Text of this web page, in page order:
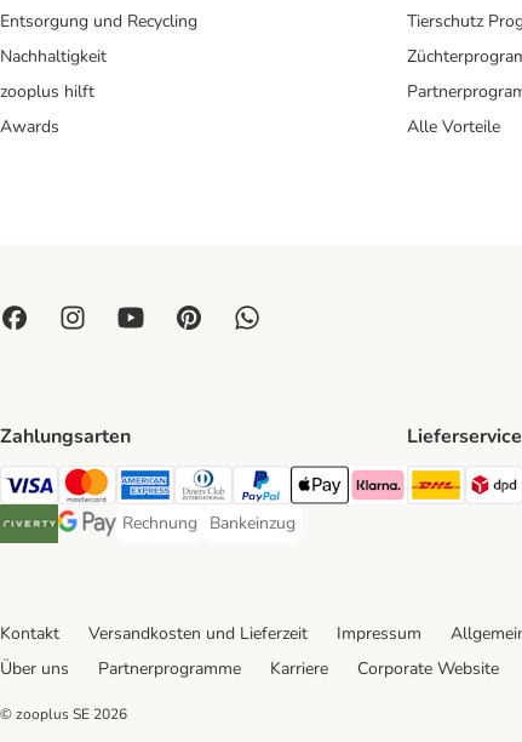
Entsorgung und Recycling
Nachhaltigkeit
zooplus hilft
Awards
Tierschutz
Alle Vorteile
Zahlungsarten
Visa Payment Method
Mastercard Payment Method
American Express Payment Method
Diners Club Payment Method
PayPal Payment Method
Apple Pay Payment Method
Klarna Payment Method
Riverty Payment Method
Google Pay Payment Method
Rechnung
Rechnung Payment Method
Bankeinzug
Bankeinzug Payment Method
Lieferservice
DHL
Kontakt Versandkosten und Lieferzeit Impressum
Über uns
Partnerprogramme Karriere Corporate Website
© zooplus SE 2026